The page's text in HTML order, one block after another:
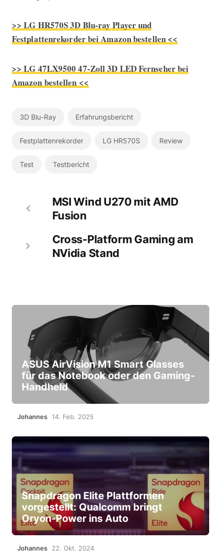
>> LG HR570S 3D Blu-ray Player und
Festplattenrekorder bei Amazon bestellen <<
>> LG 47LX9500 47-Zoll 3D LED Fernseher bei
Amazon bestellen <<
3D Blu-Ray Erfahrungsbericht
Festplattenrekorder LG HR570S Review
Test Testbericht
MSI Wind U270 mit AMD
Fusion
Cross-Platform Gaming am
NVidia Stand
ASUS AirVision M1 Smart Glasses
für das Notebook oder den Gaming-
Handheld
Johannes 14. Feb. 2025
Snapdragon Elite Plattformen
vorgestellt: Qualcomm bringt
Oryon-Power ins Auto
Johannes 22. Okt. 2024